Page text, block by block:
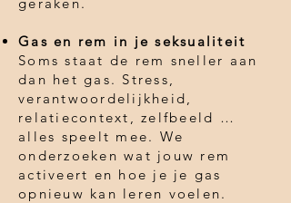
Gas en rem in je seksualiteit
Soms staat de rem sneller aan
dan het gas. Stress,
verantwoordelijkheid,
relatiecontext, zelfbeeld …
alles speelt mee. We
onderzoeken wat jouw rem
activeert en hoe je je gas
opnieuw kan leren voelen.